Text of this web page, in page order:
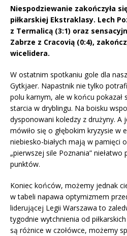
Niespodziewanie zakończyła
piłkarskiej Ekstraklasy. Lech
z Termalicą (3:1) oraz
Zabrze z Cracovią (0:4),
wicelidera.
W ostatnim spotkaniu gole dla
Gytkjaer. Napastnik nie tylko
polu karnym, ale w końcu pokazał
starcia w dryblingu. Na boisku
dysponowani koledzy z drużyny. A
mówiło się o głębokim kryzysie w
niebiesko-białych mają w pamięci
„pierwszej sile Poznania” niełatwo
punktów.
Koniec końców, możemy jednak
w tabeli napawa optymizmem
liderującej Legii Warszawa to
tygodnie wytchnienia od
są różnice w czołówce, możemy